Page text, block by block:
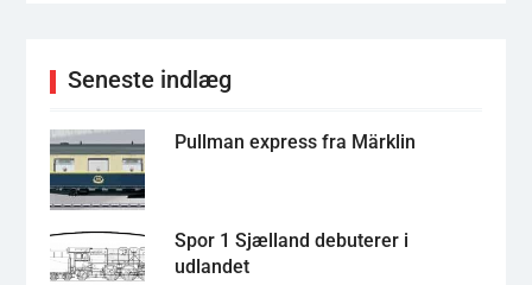
Seneste indlæg
Pullman express fra Märklin
Spor 1 Sjælland debuterer i
udlandet